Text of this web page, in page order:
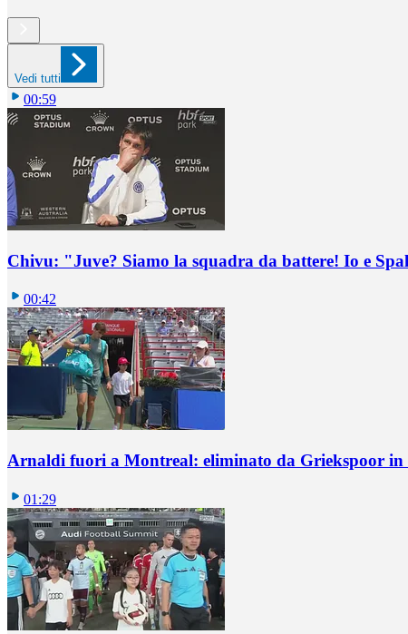
Vedi tutti
00:59
Chivu: "Juve? Siamo la squadra da battere! Io e
00:42
Arnaldi fuori a Montreal: eliminato da Griekspoor in
01:29